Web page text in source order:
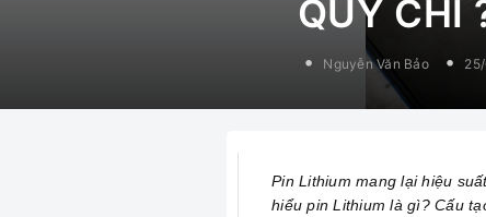
QUY CHÌ
Nguyễn Văn Bảo
Pin Lithium mang lại hiệu
hiểu pin Lithium là gì? Cấu